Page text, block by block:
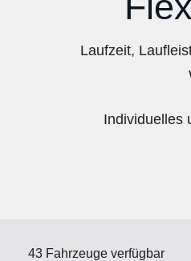
Laufzeit,
Individuelles
43 Fahrzeuge verfügbar